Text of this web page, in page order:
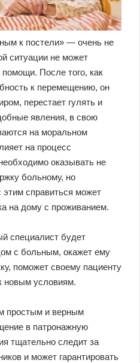
к постели» — очень не
ситуации не может
помощи. После того, как
к перемещению, он
перестает гулять и
явления, в свою
на моральном
на процесс
оказывать не
больному, но
справиться может
на дому с проживанием.
специалист будет
с больным, окажет ему
поможет своему пациенту
новым условиям.
простым и верным
в патронажную
тщательно следит за
и может гарантировать